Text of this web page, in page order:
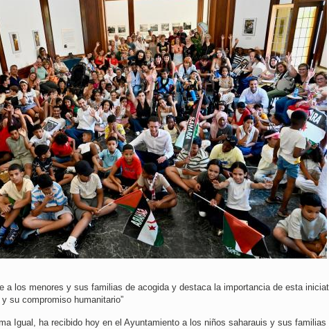
a los menores y sus familias de acogida y destaca la importancia de esta
su compromiso humanitario”
Igual, ha recibido hoy en el Ayuntamiento a los niños saharauis y sus familias